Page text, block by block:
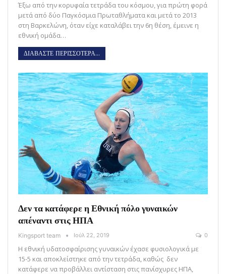
Έξω από την κορυφαία τετράδα του κόσμου, για πρώτη φορά
μετά από δύο Παγκόσμια Πρωταθλήματα και μετά το 2013
στη Βαρκελώνη, όταν είχε καταλάβει την 6η θέση, έμεινε η
εθνική ομάδα…
ΔΙΑΒΑΣΤΕ ΠΕΡΙΣΣΟΤΕΡΑ...
Δεν τα κατάφερε η Εθνική πόλο γυναικών
απέναντι στις ΗΠΑ
Kingsport team Ιούλ 22, 2019 0
Η εθνική υδατοσφαίρισης γυναικών έχασε φυσιολογικά με
15-5 και αποκλείστηκε από την τετράδα, καθώς δεν
κατάφερε να προβάλλει αντίσταση στις πανίσχυρες ΗΠΑ,